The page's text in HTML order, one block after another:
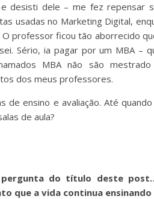
desisti dele – me fez repensar
usadas no Marketing Digital,
professor ficou tão aborrecido
Sério, ia pagar por um MBA –
MBA não são
dos meus professores.
de ensino e avaliação. Até
de aula?
pergunta do título deste
que a vida continua ensinando